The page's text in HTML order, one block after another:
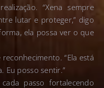
“Xena sempre
lutar e proteger,” digo
ela possa ver o que
“Ela está
Eu posso sentir.”
passo fortalecendo